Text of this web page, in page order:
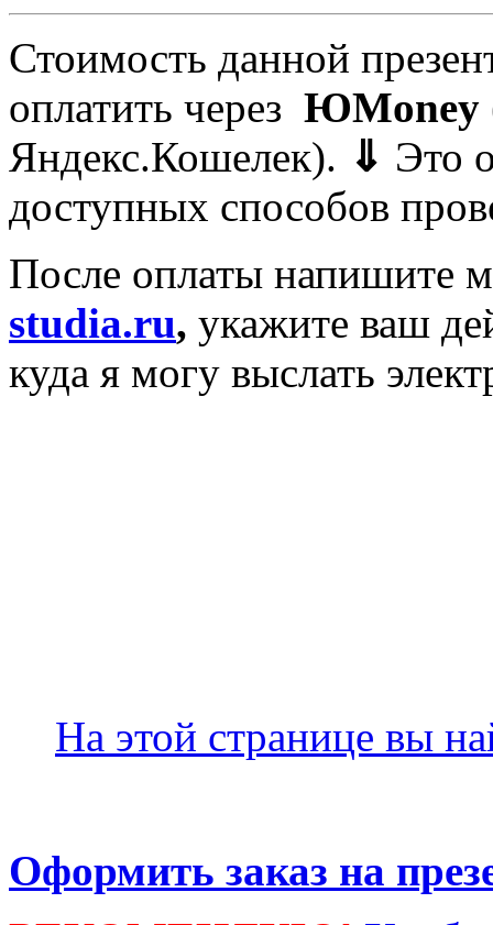
Стоимость данной
оплатить через ЮMoney
Яндекс.Кошелек). ⇓ Это
доступных способов
После оплаты напишите
studia.ru, укажите ваш
куда я могу выслать
На этой странице вы
Оформить заказ на